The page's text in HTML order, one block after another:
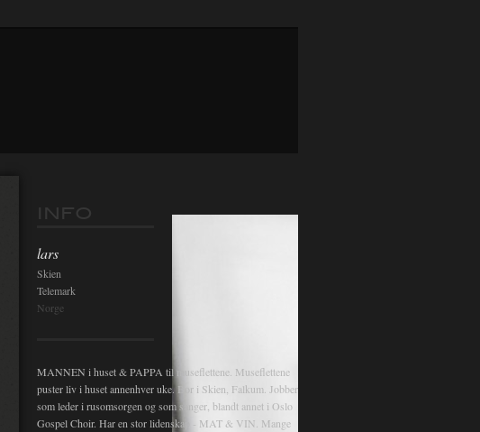
INFO
lars
Skien
Telemark
Norge
MANNEN i huset & PAPPA til museflettene. Museflettene
puster liv i huset annenhver uke. Bor i Skien, Falkum. Jobber
som leder i rusomsorgen og som sanger, blandt annet i Oslo
Gospel Choir. Har en stor lidenskap - MAT & VIN. Mange